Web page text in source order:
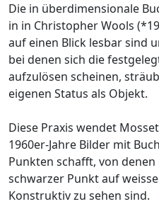
Die in überdimensionale
in in Christopher Wools
auf einen Blick lesbar sind
bei denen sich die
aufzulösen scheinen,
eigenen Status als Objekt.
Diese Praxis wendet
1960er-Jahre Bilder mit
Punkten schafft, von
schwarzer Punkt auf
Konstruktiv zu sehen sind.